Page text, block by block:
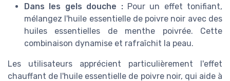
Dans les gels douche :Pour un effet tonifiant,
mélangez l'huile essentielle de poivre noir avec des
huiles essentielles de menthe poivrée. Cette
combinaison dynamise et rafraîchit la peau.
Les utilisateurs apprécient particulièrement l'effet
chauffant de l'huile essentielle de poivre noir, qui aide à